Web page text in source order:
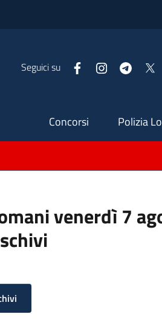
Seguici su FacebookInstagram
Secondaria
Concorsi Polizia
venerdì 7